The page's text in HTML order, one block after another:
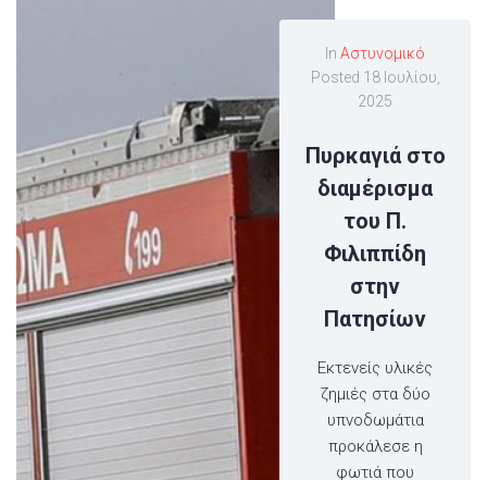
InΑστυνομικό
Posted 18 Ιουλίου,
2025
Πυρκαγιά στο
διαμέρισμα
του Π.
Φιλιππίδη
στην
Πατησίων
Εκτενείς υλικές
ζημιές στα δύο
υπνοδωμάτια
προκάλεσε η
φωτιά που